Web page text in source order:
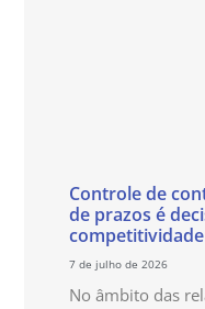
Controle de
de prazos é
7 de julho de 2026
No âmbito das